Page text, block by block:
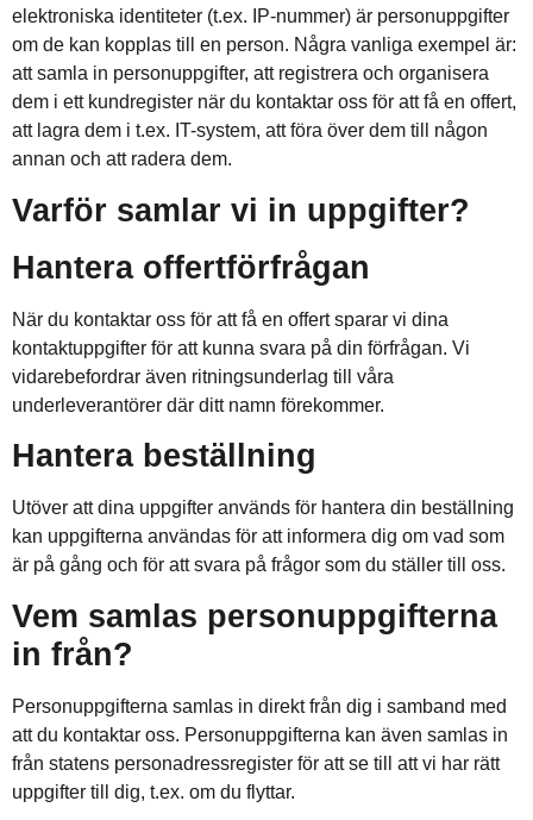
elektroniska identiteter (t.ex. IP-nummer) är personuppgifter
om de kan kopplas till en person. Några vanliga exempel är:
att samla in personuppgifter, att registrera och organisera
dem i ett kundregister när du kontaktar oss för att få en offert,
att lagra dem i t.ex. IT-system, att föra över dem till någon
annan och att radera dem.
Varför samlar vi in uppgifter?
Hantera offertförfrågan
När du kontaktar oss för att få en offert sparar vi dina
kontaktuppgifter för att kunna svara på din förfrågan. Vi
vidarebefordrar även ritningsunderlag till våra
underleverantörer där ditt namn förekommer.
Hantera beställning
Utöver att dina uppgifter används för hantera din beställning
kan uppgifterna användas för att informera dig om vad som
är på gång och för att svara på frågor som du ställer till oss.
Vem samlas personuppgifterna
in från?
Personuppgifterna samlas in direkt från dig i samband med
att du kontaktar oss. Personuppgifterna kan även samlas in
från statens personadressregister för att se till att vi har rätt
uppgifter till dig, t.ex. om du flyttar.